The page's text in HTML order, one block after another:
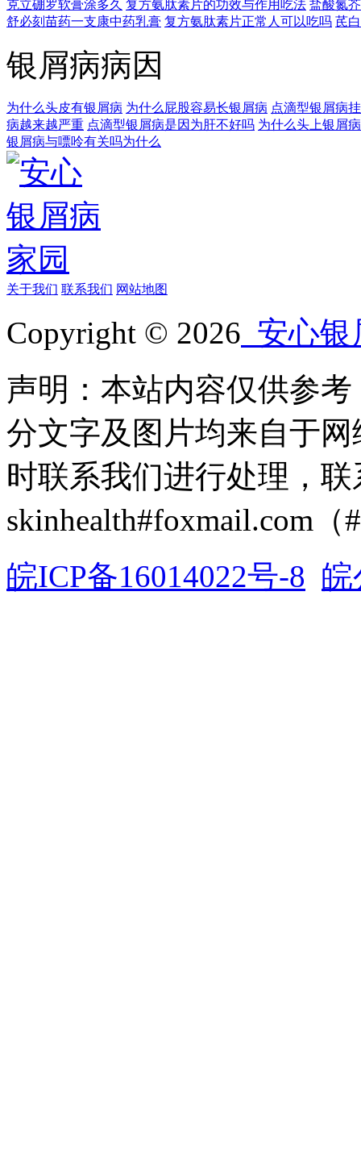
克立硼罗软膏涂多久 复方氨肽素片的功效与作用吃法 盐酸氮
舒必刻苗药一支康中药乳膏 复方氨肽素片正常人可以吃吗 芪
银屑病病因
为什么头皮有银屑病 为什么屁股容易长银屑病 点滴型银屑病
病越来越严重 点滴型银屑病是因为肝不好吗 为什么头上银屑
银屑病与嘌呤有关吗为什么
关于我们 联系我们 网站地图
Copyright © 2026 安心银
声明：本站内容仅供参
分文字及图片均来自于
时联系我们进行处理，
skinhealth#foxmail.com（
皖ICP备16014022号-8 皖